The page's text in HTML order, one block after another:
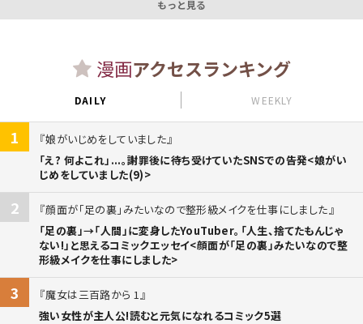
もっと見る
漫画アクセスランキング
DAILY WEEKLY
1
娘がいじめをしていました
「え? 何よこれ」...。謝罪後に待ち受けていたSNSでの告発<娘がい
じめをしていました(9)>
2
顔面が「足の裏」みたいなので整形級メイクを仕事にしました
「足の裏」→「人間」に変身したYouTuber。「人生、捨てたもんじゃ
ない!」と思えるコミックエッセイ<顔面が「足の裏」みたいなので整
形級メイクを仕事にしました>
3
魔女は三百路から 1
強い女性が主人公!読むと元気になれるコミック5選